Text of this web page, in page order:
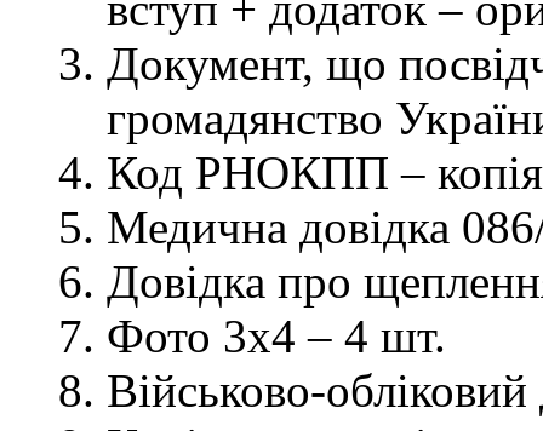
Документ, що
громадянство
Код РНОКПП – копія
Медична довідка
Довідка про
Фото 3х4 – 4 шт.
Військово-